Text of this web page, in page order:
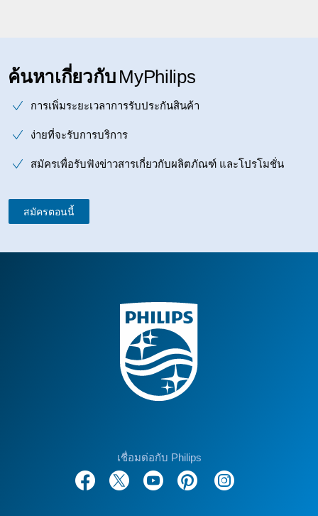
ค้นหาเกี่ยวกับ MyPhilips
การเพิ่มระยะเวลาการรับประกันสินค้า
ง่ายที่จะรับการบริการ
สมัครเพื่อรับฟังข่าวสารเกี่ยวกับผลิตภัณฑ์ และโปรโมชั่น
สมัครตอนนี้
เชื่อมต่อกับ Philips